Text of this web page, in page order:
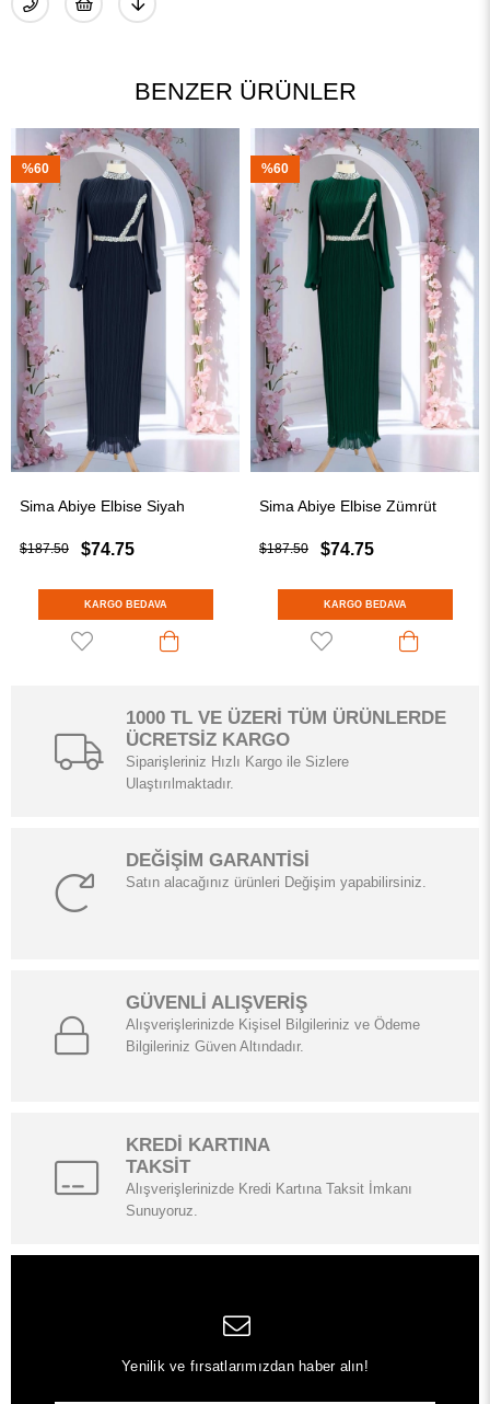
BENZER ÜRÜNLER
Sima Abiye Elbise Zümrüt
$74.75
$187.50
KARGO BEDAVA
%60
Sima Abiye Elbise Antrasit
$74.75
$187.50
KARGO BEDAVA
%60
1000 TL VE ÜZERİ TÜM ÜRÜNLERDE
ÜCRETSİZ KARGO
Siparişleriniz Hızlı Kargo ile Sizlere
Ulaştırılmaktadır.
DEĞİŞİM GARANTİSİ
Satın alacağınız ürünleri Değişim yapabilirsiniz.
GÜVENLİ ALIŞVERİŞ
Alışverişlerinizde Kişisel Bilgileriniz ve Ödeme
Bilgileriniz Güven Altındadır.
KREDİ KARTINA
TAKSİT
Alışverişlerinizde Kredi Kartına Taksit İmkanı
Sunuyoruz.
Yenilik ve fırsatlarımızdan haber alın!